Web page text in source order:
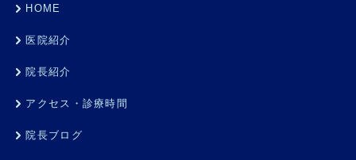
HOME
医院紹介
院長紹介
アクセス・診療時間
院長ブログ